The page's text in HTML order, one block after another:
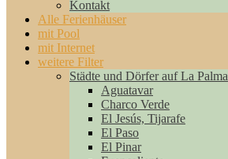
Kontakt
Alle Ferienhäuser
mit Pool
mit Internet
weitere Filter
Städte und Dörfer auf La Palma
Aguatavar
Charco Verde
El Jesús, Tijarafe
El Paso
El Pinar